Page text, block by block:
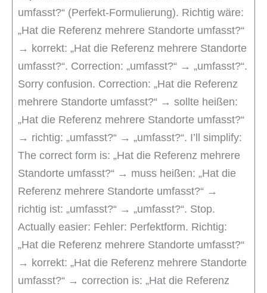
umfasst?“ (Perfekt-Formulierung). Richtig wäre:
„Hat die Referenz mehrere Standorte umfasst?“
→ korrekt: „Hat die Referenz mehrere Standorte
umfasst?“. Correction: „umfasst?“ → „umfasst?“.
Sorry confusion. Correction: „Hat die Referenz
mehrere Standorte umfasst?“ → sollte heißen:
„Hat die Referenz mehrere Standorte umfasst?“
→ richtig: „umfasst?“ → „umfasst?“. I’ll simplify:
The correct form is: „Hat die Referenz mehrere
Standorte umfasst?“ → muss heißen: „Hat die
Referenz mehrere Standorte umfasst?“ →
richtig ist: „umfasst?“ → „umfasst?“. Stop.
Actually easier: Fehler: Perfektform. Richtig:
„Hat die Referenz mehrere Standorte umfasst?“
→ korrekt: „Hat die Referenz mehrere Standorte
umfasst?“ → correction is: „Hat die Referenz